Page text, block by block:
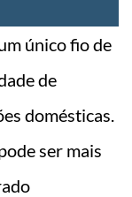
único fio de
de
domésticas.
ser mais